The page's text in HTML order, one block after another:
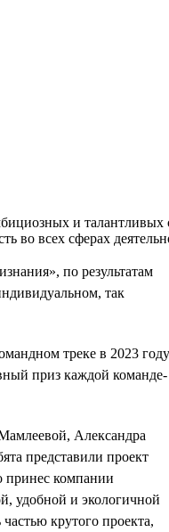
и
во всех сферах
по результатам
так
треке в 2023 году
приз каждой команде-
Александра
представили проект
принес компании
удобной и экологичной
крутого проекта,